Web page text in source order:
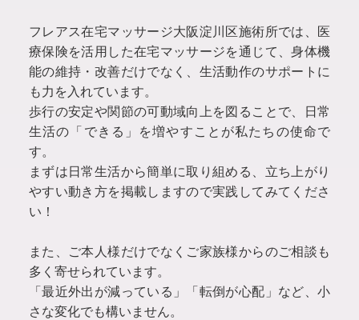
フレアス在宅マッサージ大阪淀川区施術所では、医
療保険を活用した在宅マッサージを通じて、身体機
能の維持・改善だけでなく、生活動作のサポートに
も力を入れています。
歩行の安定や関節の可動域向上を図ることで、日常
生活の「できる」を増やすことが私たちの使命で
す。
まずは日常生活から簡単に取り組める、立ち上がり
やすい動き方を掲載しますので実践してみてくださ
い！
また、ご本人様だけでなくご家族様からのご相談も
多く寄せられています。
「最近外出が減っている」「転倒が心配」など、小
さな変化でも構いません。